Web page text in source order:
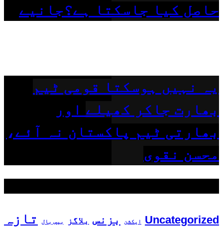
حاصل کیا جاسکتا ہے؟جانیے
یہ نہیں ہوسکتا قومی ٹیم
بھارت جاکر کھیلے اور
بھارتی ٹیم پاکستان نہ آئے،
محسن نقوی
Uncategorized ایکشن بزنس بلاگز بیس بال
تازہ